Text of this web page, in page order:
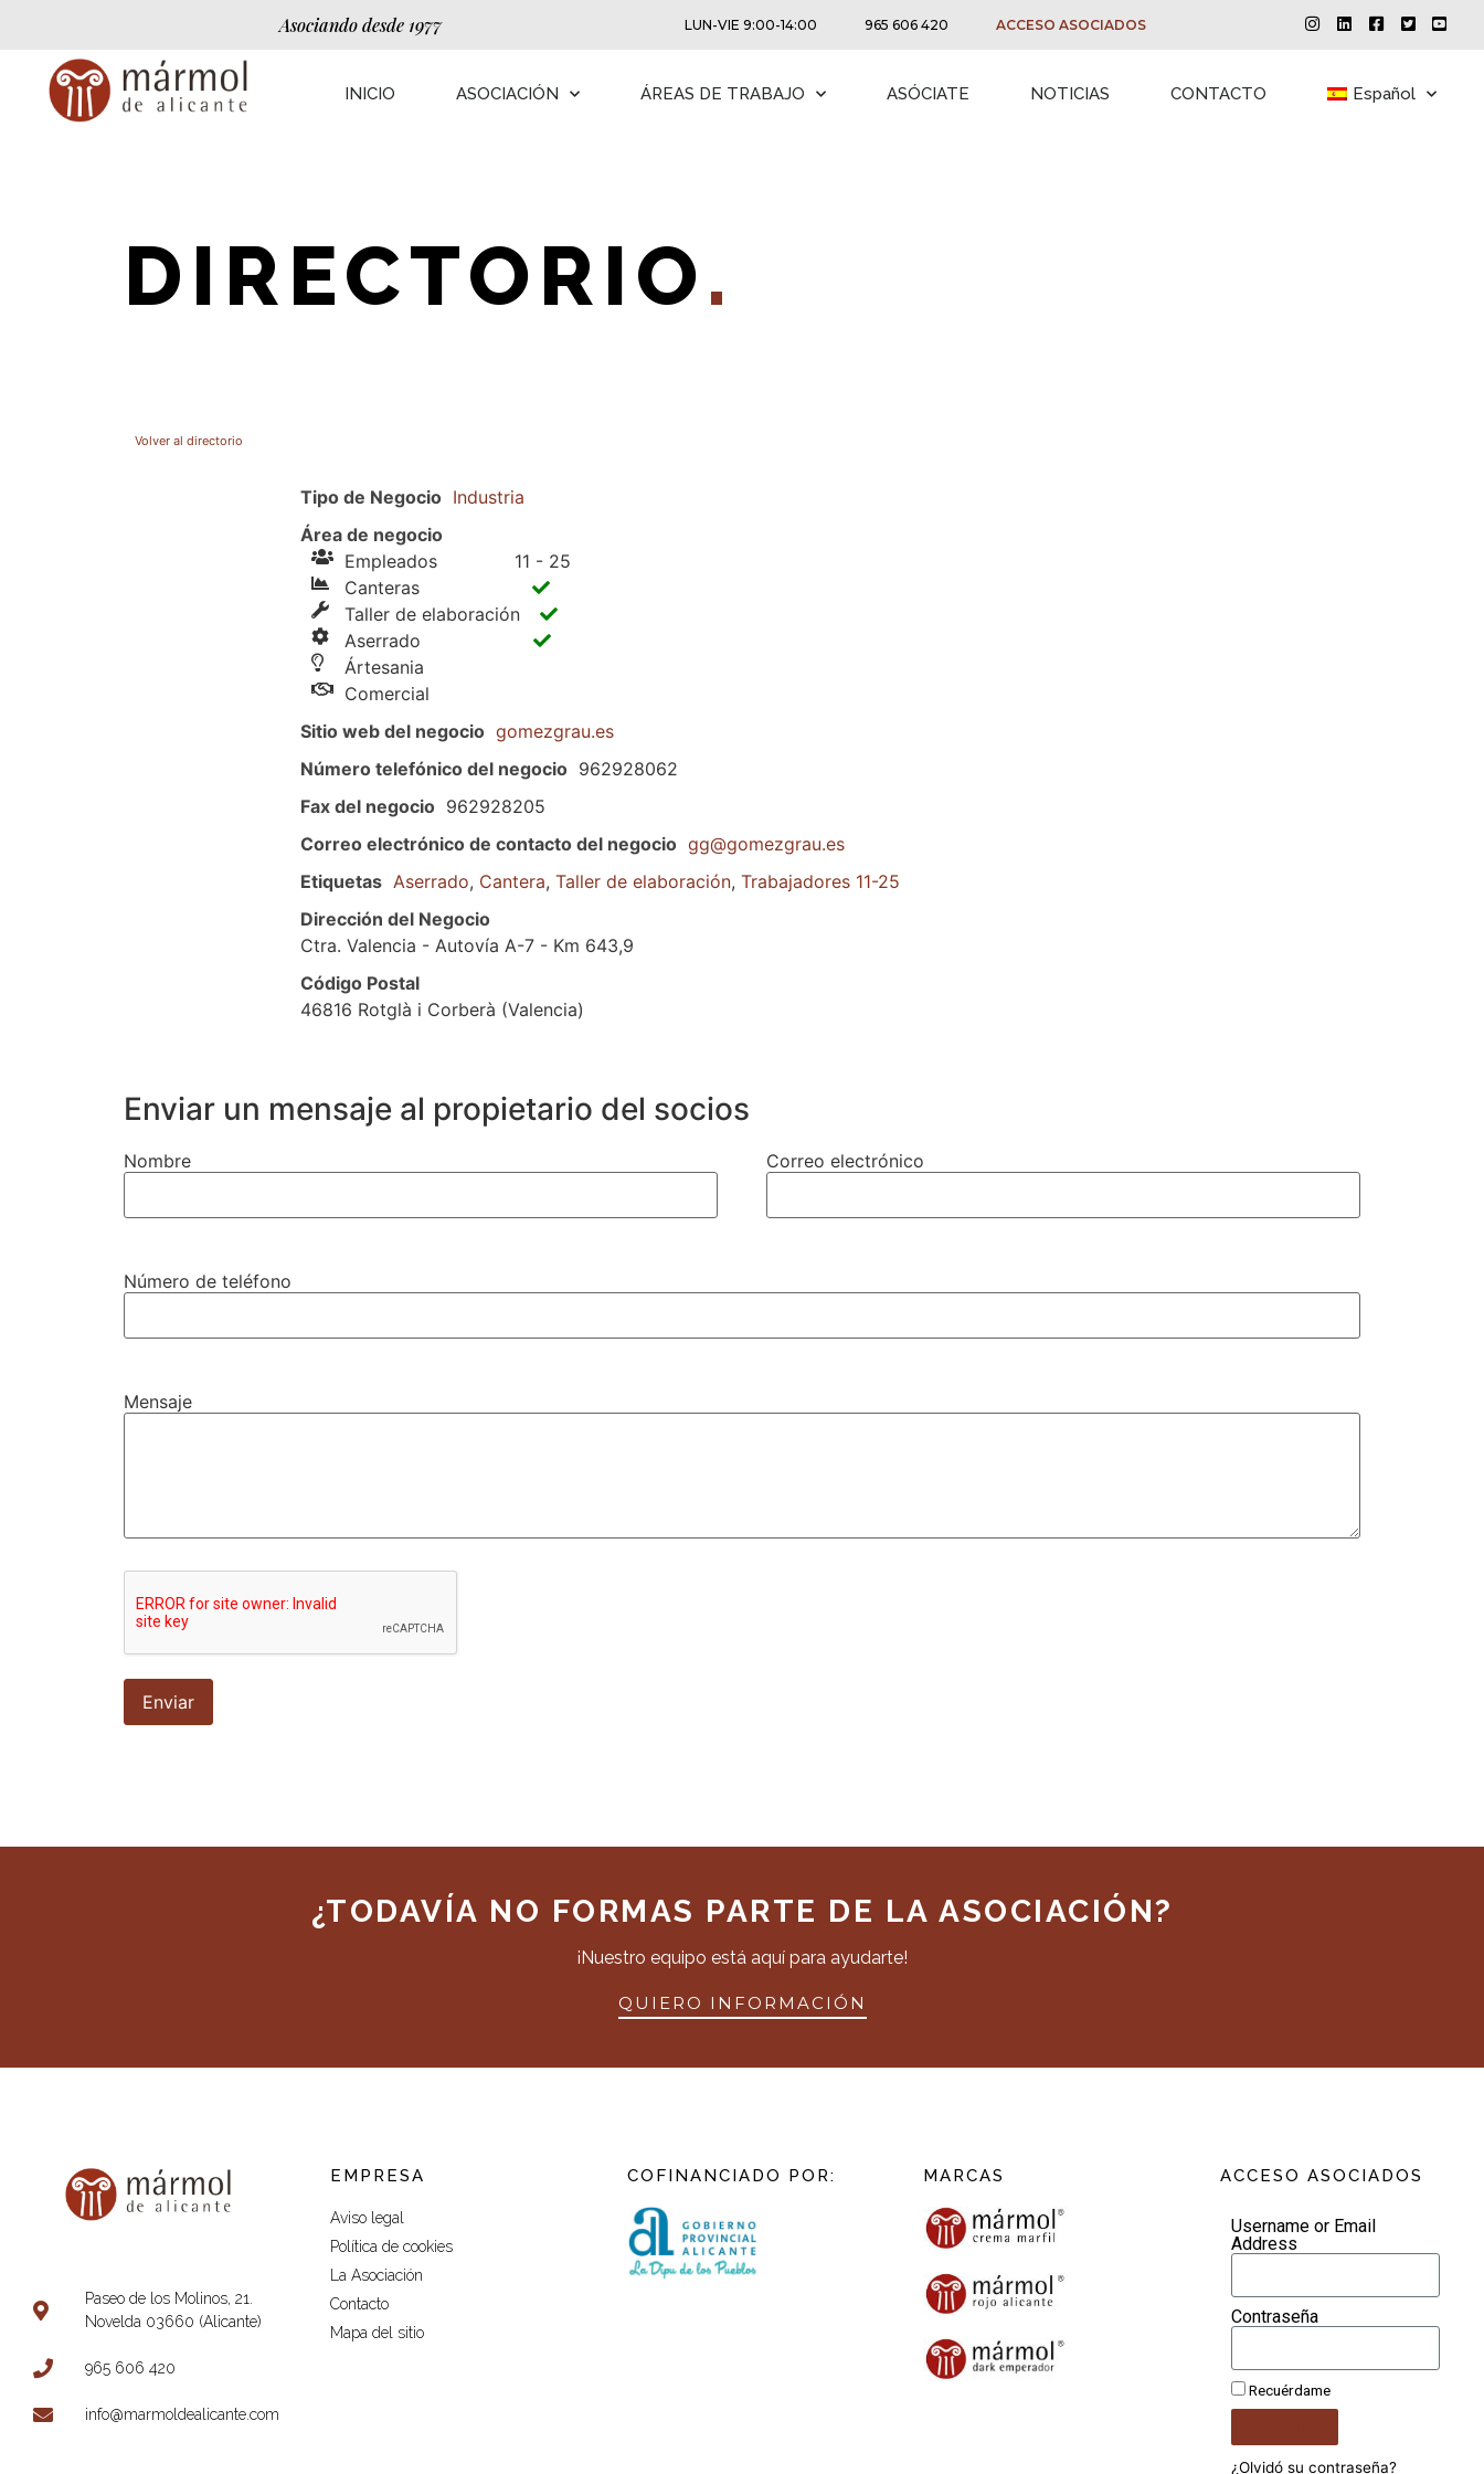
Asociando desde 1977 LUN-VIE 9:00-14:00 965 606 420 ACCESO ASOCIADOS
INICIO ASOCIACIÓN ÁREAS DE TRABAJO ASÓCIATE NOTICIAS CONTACTO Español
DIRECTORIO.
Volver al directorio
Tipo de Negocio Industria
Área de negocio
Empleados
11 - 25
Canteras
Taller de elaboración
Aserrado
Ártesania
Comercial
Sitio web del negocio gomezgrau.es
Número telefónico del negocio 962928062
Fax del negocio 962928205
Correo electrónico de contacto del negocio gg@gomezgrau.es
Etiquetas Aserrado, Cantera, Taller de elaboración, Trabajadores 11-25
Dirección del Negocio
Ctra. Valencia - Autovía A-7 - Km 643,9
Código Postal
46816 Rotglà i Corberà (Valencia)
Enviar un mensaje al propietario del socios
Nombre Correo electrónico
Número de teléfono
Mensaje
¿TODAVÍA NO FORMAS PARTE DE LA ASOCIACIÓN?
¡Nuestro equipo está aquí para ayudarte!
QUIERO INFORMACIÓN
Paseo de los Molinos, 21.
Novelda 03660 (Alicante)
965 606 420
info@marmoldealicante.com
EMPRESA
Aviso legal
Política de cookies
La Asociación
Contacto
Mapa del sitio
COFINANCIADO POR: MARCAS ACCESO ASOCIADOS
Username or Email
Address
Contraseña
Recuérdame
¿Olvidó su contraseña?